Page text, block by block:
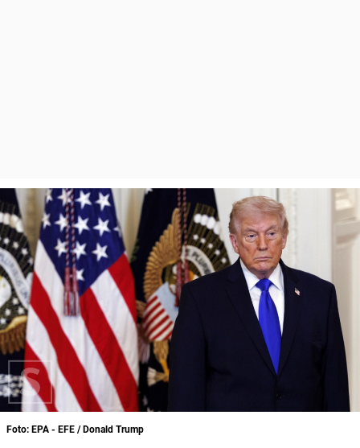
Foto: EPA - EFE / Donald Trump